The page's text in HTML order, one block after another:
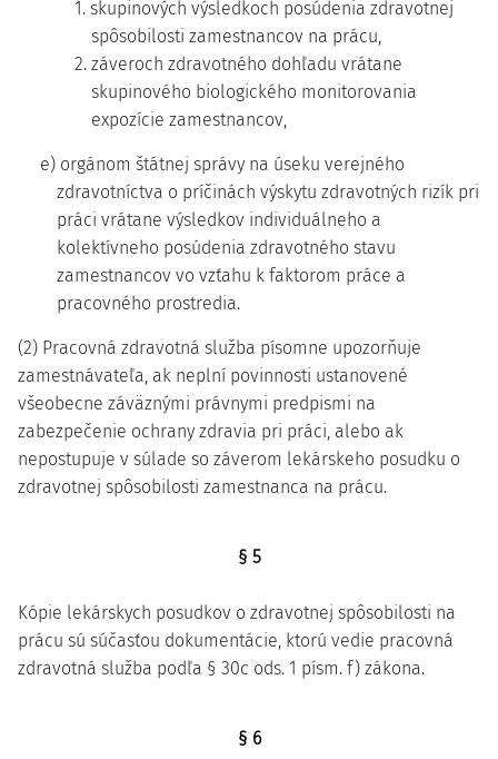
1. skupinových výsledkoch posúdenia zdravotnej
spôsobilosti zamestnancov na prácu,
2. záveroch zdravotného dohľadu vrátane
skupinového biologického monitorovania
expozície zamestnancov,
e) orgánom štátnej správy na úseku verejného
zdravotníctva o príčinách výskytu zdravotných rizík pri
práci vrátane výsledkov individuálneho a
kolektívneho posúdenia zdravotného stavu
zamestnancov vo vzťahu k faktorom práce a
pracovného prostredia.
(2) Pracovná zdravotná služba písomne upozorňuje
zamestnávateľa, ak neplní povinnosti ustanovené
všeobecne záväznými právnymi predpismi na
zabezpečenie ochrany zdravia pri práci, alebo ak
nepostupuje v súlade so záverom lekárskeho posudku o
zdravotnej spôsobilosti zamestnanca na prácu.
§ 5
Kópie lekárskych posudkov o zdravotnej spôsobilosti na
prácu sú súčasťou dokumentácie, ktorú vedie pracovná
zdravotná služba podľa § 30c ods. 1 písm. f) zákona.
§ 6